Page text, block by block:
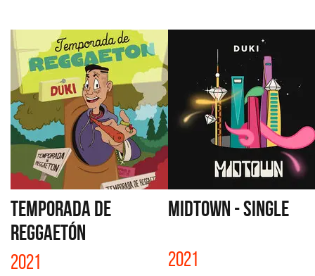
TEMPORADA DE
REGGAETÓN
2021
MIDTOWN - SINGLE
2021